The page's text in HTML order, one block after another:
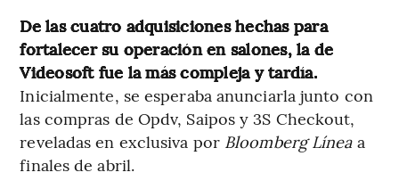
De las cuatro adquisiciones hechas para
fortalecer su operación en salones, la de
Videosoft fue la más compleja y tardía.
Inicialmente, se esperaba anunciarla junto con
las compras de Opdv, Saipos y 3S Checkout,
reveladas en exclusiva por Bloomberg Líneaa
finales de abril.